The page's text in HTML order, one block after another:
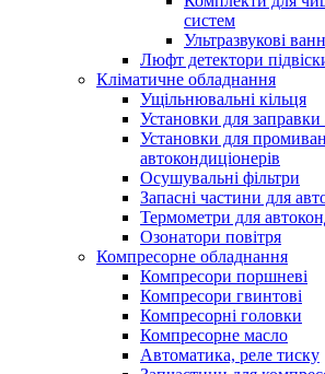
систем
Ультразвукові
Люфт детектори
Кліматичне обладнання
Ущільнювальні кільця
Установки для заправки
Установки для
автокондиціонерів
Осушувальні фільтри
Запасні частини для
Термометри для
Озонатори повітря
Компресорне обладнання
Компресори поршневі
Компресори гвинтові
Компресорні головки
Компресорне масло
Автоматика, реле тиску